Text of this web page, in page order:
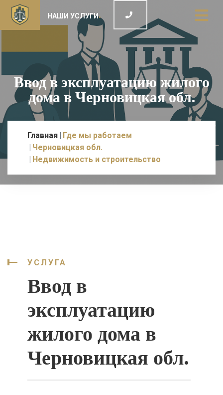
НАШИ УСЛУГИ
Ввод в эксплуатацию жилого
дома в Черновицкая обл.
Главная Где мы работаем
Черновицкая обл.
Недвижимость и строительство
УСЛУГА
Ввод в
эксплуатацию
жилого дома в
Черновицкая обл.